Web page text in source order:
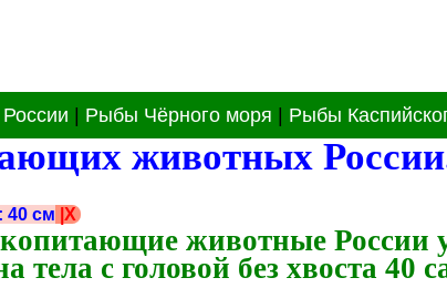
Рыбы Чёрного моря Рыбы
животных
40 см |X
животные России
тела с головой без хвоста 40